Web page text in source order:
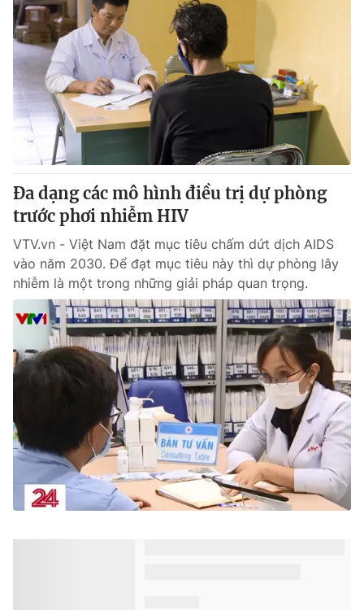
Đa dạng các mô hình điều trị dự phòng
trước phơi nhiễm HIV
VTV.vn - Việt Nam đặt mục tiêu chấm dứt dịch AIDS
vào năm 2030. Để đạt mục tiêu này thì dự phòng lây
nhiễm là một trong những giải pháp quan trọng.
Làm gì để Việt Nam chấm dứt dịch AIDS